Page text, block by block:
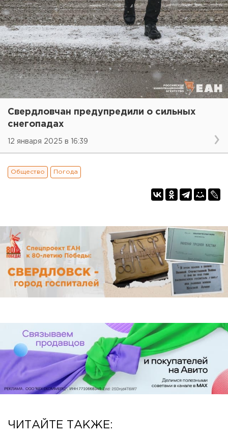
Свердловчан предупредили о сильных
снегопадах
12 января 2025 в 16:39
Общество Погода
ЧИТАЙТЕ ТАКЖЕ: